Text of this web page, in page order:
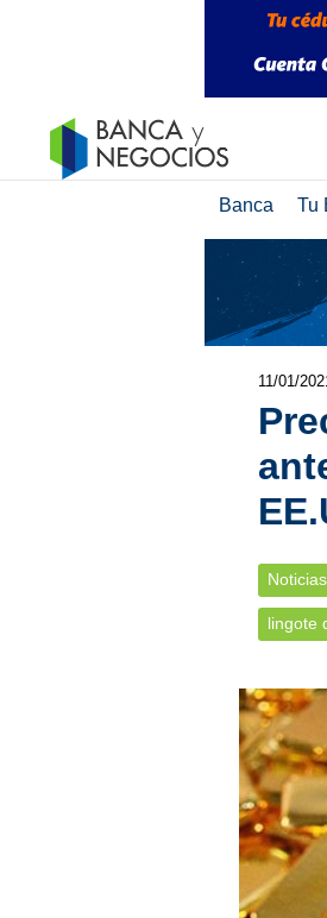
Banca Tu
11/01/
lingote